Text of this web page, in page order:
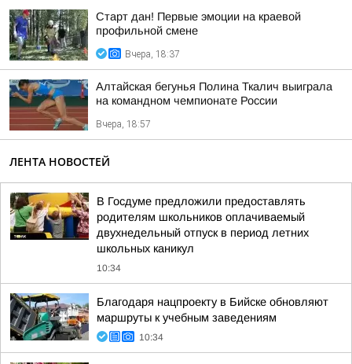
Старт дан! Первые эмоции на краевой
профильной смене
Вчера, 18:37
Алтайская бегунья Полина Ткалич выиграла
на командном чемпионате России
Вчера, 18:57
ЛЕНТА НОВОСТЕЙ
В Госдуме предложили предоставлять
родителям школьников оплачиваемый
двухнедельный отпуск в период летних
школьных каникул
10:34
Благодаря нацпроекту в Бийске обновляют
маршруты к учебным заведениям
10:34